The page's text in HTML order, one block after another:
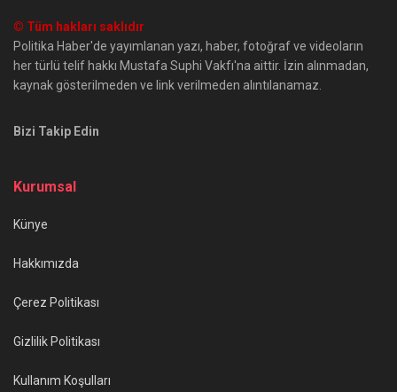
© Tüm hakları saklıdır
Politika Haber'de yayımlanan yazı, haber, fotoğraf ve videoların
her türlü telif hakkı Mustafa Suphi Vakfı'na aittir. İzin alınmadan,
kaynak gösterilmeden ve link verilmeden alıntılanamaz.
Bizi Takip Edin
Kurumsal
Künye
Hakkımızda
Çerez Politikası
Gizlilik Politikası
Kullanım Koşulları